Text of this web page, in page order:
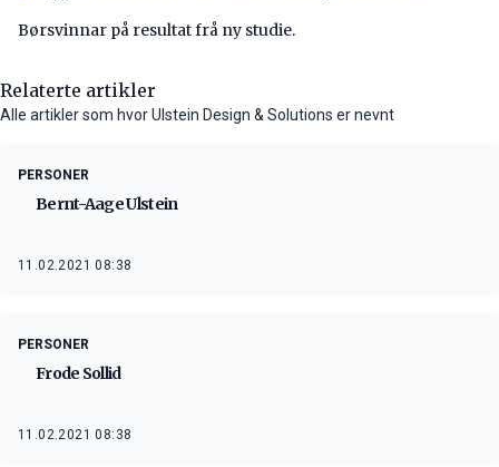
Børsvinnar på resultat frå ny studie.
Relaterte artikler
Alle artikler som hvor Ulstein Design & Solutions er nevnt
PERSONER
Bernt-Aage Ulstein
11.02.2021 08:38
PERSONER
Frode Sollid
11.02.2021 08:38